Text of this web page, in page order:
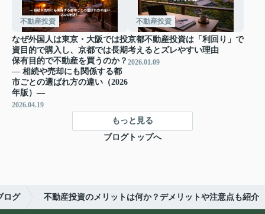
不動産投資
なぜ外国人は東京・大阪では投
資目的で購入し、京都では長期
保有目的で不動産を買うのか？
― 相続や売却にも関係する都
市ごとの選ばれ方の違い（2026
年版）―
2026.04.19
不動産投資
京都不動産投資は「利回り」で
考えるとズレやすい理由
2026.01.09
もっと見る
ブログトップへ
ログ 不動産投資のメリットは何か？デメリットや注意点も紹介